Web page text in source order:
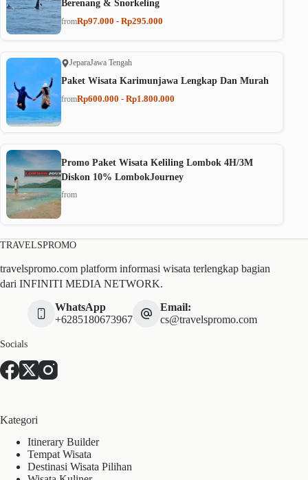
Berenang & Snorkeling
fromRp97.000 - Rp295.000
JeparaJawa Tengah
Paket Wisata Karimunjawa Lengkap Dan Murah
fromRp600.000 - Rp1.800.000
Promo Paket Wisata Keliling Lombok 4H/3M
Diskon 10% LombokJourney
from
TRAVELSPROMO
travelspromo.com platform informasi wisata terlengkap bagian
dari INFINITI MEDIA NETWORK.
WhatsApp
+6285180673967
Email:
cs@travelspromo.com
Socials
Kategori
Itinerary Builder
Tempat Wisata
Destinasi Wisata Pilihan